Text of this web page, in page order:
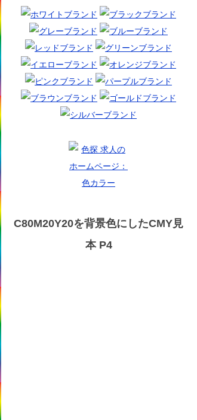
C80M20Y20を背景色にしたCMY見
本 P4